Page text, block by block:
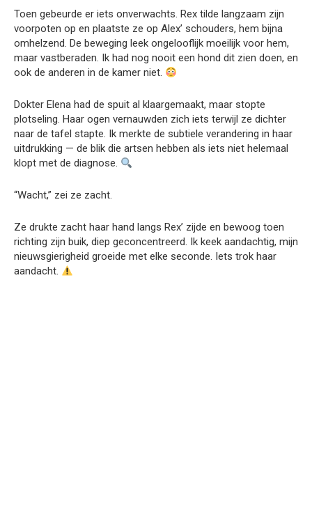
Toen gebeurde er iets onverwachts. Rex tilde langzaam zijn
voorpoten op en plaatste ze op Alex’ schouders, hem bijna
omhelzend. De beweging leek ongelooflijk moeilijk voor hem,
maar vastberaden. Ik had nog nooit een hond dit zien doen, en
ook de anderen in de kamer niet.
Dokter Elena had de spuit al klaargemaakt, maar stopte
plotseling. Haar ogen vernauwden zich iets terwijl ze dichter
naar de tafel stapte. Ik merkte de subtiele verandering in haar
uitdrukking — de blik die artsen hebben als iets niet helemaal
klopt met de diagnose.
“Wacht,” zei ze zacht.
Ze drukte zacht haar hand langs Rex’ zijde en bewoog toen
richting zijn buik, diep geconcentreerd. Ik keek aandachtig, mijn
nieuwsgierigheid groeide met elke seconde. Iets trok haar
aandacht.